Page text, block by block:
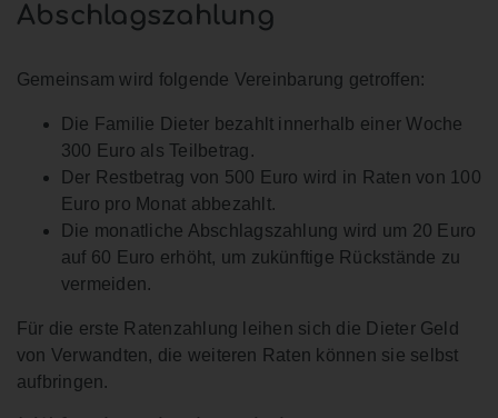
Abschlagszahlung
Gemeinsam wird folgende Vereinbarung getroffen:
Die Familie Dieter bezahlt innerhalb einer Woche
300 Euro als Teilbetrag.
Der Restbetrag von 500 Euro wird in Raten von 100
Euro pro Monat abbezahlt.
Die monatliche Abschlagszahlung wird um 20 Euro
auf 60 Euro erhöht, um zukünftige Rückstände zu
vermeiden.
Für die erste Ratenzahlung leihen sich die Dieter Geld
von Verwandten, die weiteren Raten können sie selbst
aufbringen.